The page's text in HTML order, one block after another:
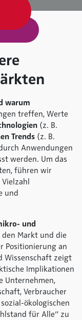
warum
treffen, Werte
(z. B.
Trends (z. B.
Anwendungen
werden. Um das
führen wir
und
und
Markt und die
Positionierung an
Wissenschaft zeigt
Implikationen
Unternehmen,
Verbraucher
ökologischen
für Alle“ zu